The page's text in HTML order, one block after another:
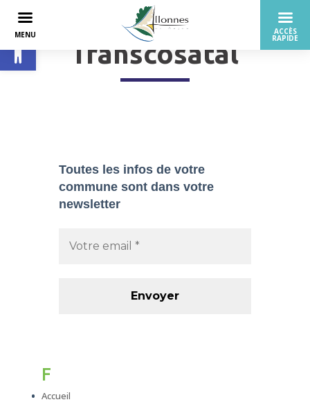
Ouvrir la barre d’outils
Transcosatal
Toutes les infos de votre
commune sont dans votre
newsletter
F
Accueil